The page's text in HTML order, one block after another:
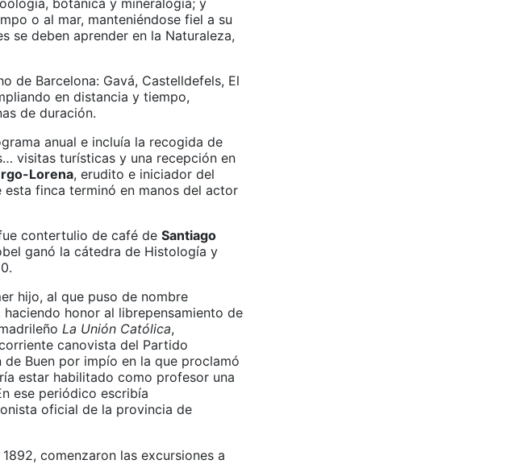
botánica y mineralogía; y
o al mar, manteniéndose fiel a su
se deben aprender en la Naturaleza,
de Barcelona: Gavá, Castelldefels, El
en distancia y tiempo,
de duración.
anual e incluía la recogida de
visitas turísticas y una recepción en
Lorena, erudito e iniciador del
finca terminó en manos del actor
contertulio de café de Santiago
ganó la cátedra de Histología y
hijo, al que puso de nombre
honor al librepensamiento de
La Unión Católica,
canovista del Partido
Buen por impío en la que proclamó
estar habilitado como profesor una
ese periódico escribía
oficial de la provincia de
comenzaron las excursiones a